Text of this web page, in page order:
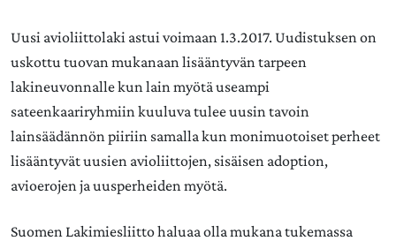
Uusi avioliittolaki astui voimaan 1.3.2017. Uudistuksen on
uskottu tuovan mukanaan lisääntyvän tarpeen
lakineuvonnalle kun lain myötä useampi
sateenkaariryhmiin kuuluva tulee uusin tavoin
lainsäädännön piiriin samalla kun monimuotoiset perheet
lisääntyvät uusien avioliittojen, sisäisen adoption,
avioerojen ja uusperheiden myötä.
Suomen Lakimiesliitto haluaa olla mukana tukemassa